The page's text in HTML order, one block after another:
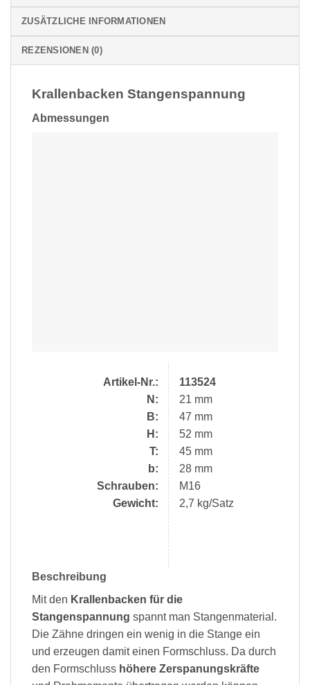
ZUSÄTZLICHE INFORMATIONEN
REZENSIONEN (0)
Krallenbacken Stangenspannung
Abmessungen
Artikel-Nr.:
N:
B:
H:
T:
b:
Schrauben:
Gewicht:
113524
21 mm
47 mm
52 mm
45 mm
28 mm
M16
2,7 kg/Satz
Beschreibung
Mit den Krallenbacken für die
Stangenspannung spannt man Stangenmaterial.
Die Zähne dringen ein wenig in die Stange ein
und erzeugen damit einen Formschluss. Da durch
den Formschluss höhere Zerspanungskräfte